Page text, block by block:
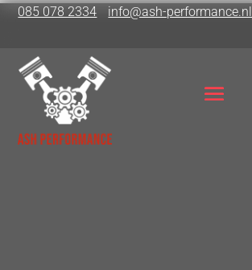
085 078 2334 info@ash-performance.nl